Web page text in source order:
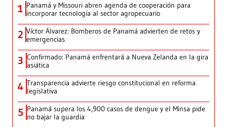
1 Panamá y Missouri abren agenda de cooperación para
incorporar tecnología al sector agropecuario
2 Víctor Álvarez: Bomberos de Panamá advierten de retos y
emergencias
3 Confirmado: Panamá enfrentará a Nueva Zelanda en la gira
asiática
4 Transparencia advierte riesgo constitucional en reforma
legislativa
5 Panamá supera los 4,900 casos de dengue y el Minsa pide
no bajar la guardia